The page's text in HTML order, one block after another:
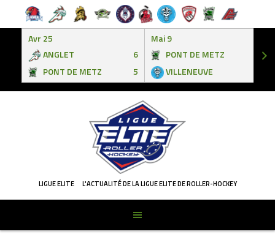
Avr 25
ANGLET
6
PONT DE METZ
5
Mai 9
PONT DE METZ
VILLENEUVE
LIGUE ELITE L'ACTUALITÉ DE LA LIGUE ELITE DE ROLLER-HOCKEY